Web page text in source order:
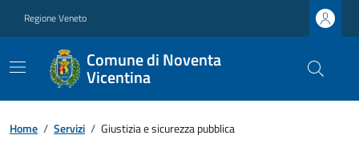
Regione Veneto
Comune di Noventa
Vicentina
Home / Servizi / Giustizia e sicurezza pubblica